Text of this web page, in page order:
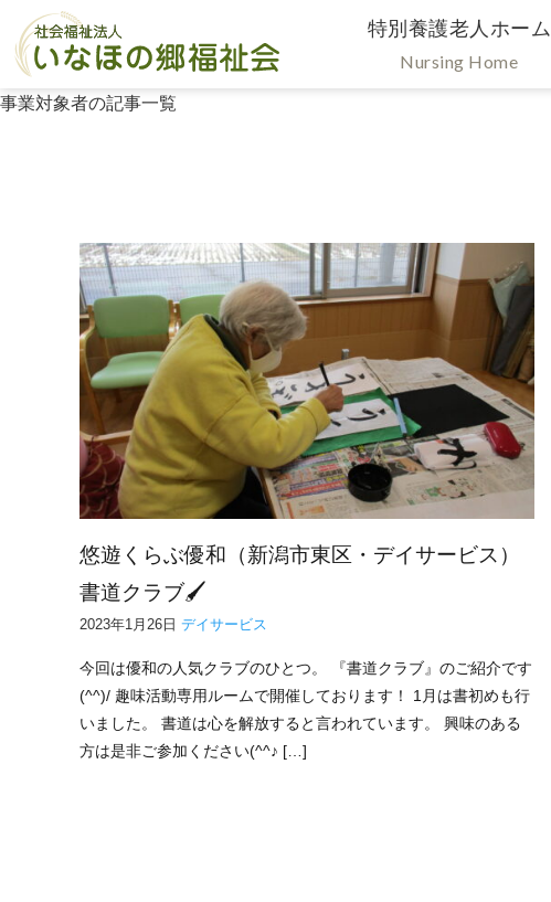
特別養護老人ホーム
Nursing Home
事業対象者の記事一覧
悠遊くらぶ優和（新潟市東区・デイサービス）
書道クラブ🖌
2023年1月26日 デイサービス
今回は優和の人気クラブのひとつ。 『書道クラブ』のご紹介です
(^^)/ 趣味活動専用ルームで開催しております！ 1月は書初めも行
いました。 書道は心を解放すると言われています。 興味のある
方は是非ご参加ください(^^♪ […]